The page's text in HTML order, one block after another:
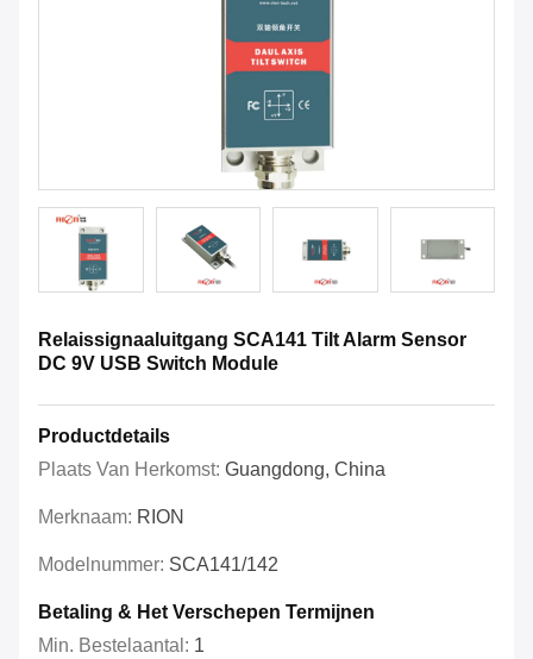
Relaissignaaluitgang SCA141 Tilt Alarm Sensor
DC 9V USB Switch Module
Productdetails
Plaats Van Herkomst: Guangdong, China
Merknaam: RION
Modelnummer: SCA141/142
Betaling & Het Verschepen Termijnen
Min. Bestelaantal: 1